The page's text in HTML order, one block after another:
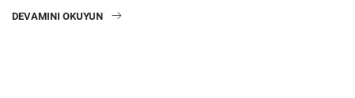
DEVAMINI OKUYUN